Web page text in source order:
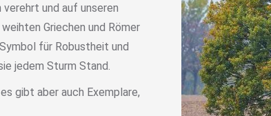
verehrt und auf unseren
Griechen und Römer
für Robustheit und
jedem Sturm Stand.
gibt aber auch Exemplare,